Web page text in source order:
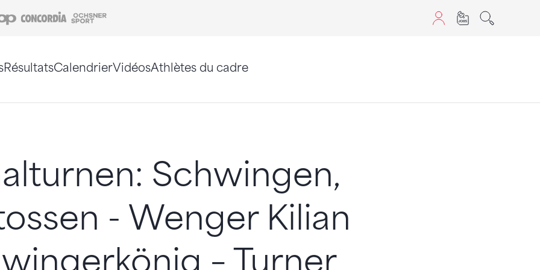
Coop Concordia
RésultatsCalendrierVidéosAthlètes du cadre
Schwingen,
- Wenger Kilian
– Turner